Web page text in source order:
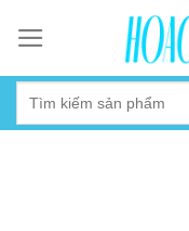
content